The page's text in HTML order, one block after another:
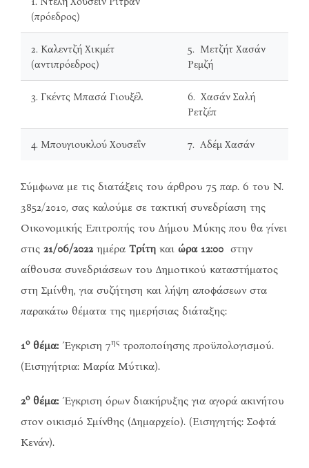
(πρόεδρος)
2. Καλεντζή Χικμέτ
(αντιπρόεδρος)
5. Μετζήτ Χασάν
Ρεμζή
3. Γκέντς Μπασά Γιουξέλ
6. Χασάν Σαλή
Ρετζέπ
4. Μπουγιουκλού Χουσεΐν 7. Αδέμ Χασάν
Σύμφωνα με τις διατάξεις του άρθρου 75 παρ. 6 του Ν.
3852/2010, σας καλούμε σε τακτική συνεδρίαση της
Οικονομικής Επιτροπής του Δήμου Μύκης που θα γίνει
στις 21/06/2022 ημέρα Τρίτη και ώρα 12:00 στην
αίθουσα συνεδριάσεων του Δημοτικού καταστήματος
στη Σμίνθη, για συζήτηση και λήψη αποφάσεων στα
παρακάτω θέματα της ημερήσιας διάταξης:
1οθέμα: Έγκριση 7ης τροποποίησης προϋπολογισμού.
(Εισηγήτρια: Μαρία Μύτικα).
2οθέμα: Έγκριση όρων διακήρυξης για αγορά ακινήτου
στον οικισμό Σμίνθης (Δημαρχείο). (Εισηγητής: Σοφτά
Κενάν).